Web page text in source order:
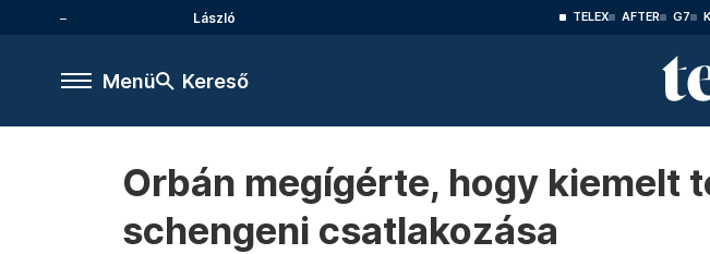
László TELEX AFTER G7
Menü Kereső
Orbán megígérte, hogy kiemelt
schengeni csatlakozása